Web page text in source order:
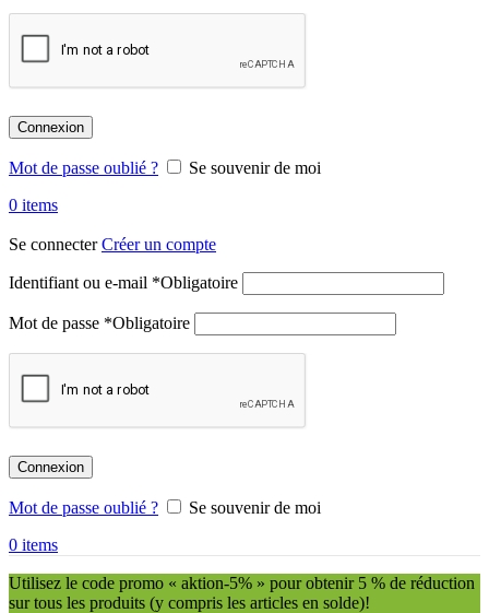
Connexion
Mot de passe oublié ?
Se souvenir de moi
0 items
Se connecterCréer un compte
Identifiant ou e-mail *Obligatoire
Mot de passe *Obligatoire
Connexion
Mot de passe oublié ?
Se souvenir de moi
0 items
Utilisez le code promo « aktion-5% » pour obtenir 5 % de réduction
sur tous les produits (y compris les articles en solde)!